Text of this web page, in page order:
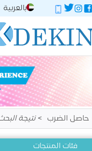
بالعربية
حاصل الضرب نتيجة
فئات المنتجات